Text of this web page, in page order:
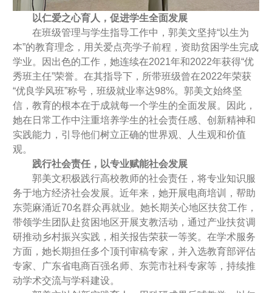
以仁爱之心育人，促进学生全面发展
在班级管理与学生指导工作中，郭美文坚持“以生为
本”的教育理念，用关爱点亮学子前程，资助贫困学生完成
学业。因出色的工作，她连续在2021年和2022年获得“优
秀班主任”荣誉。在其指导下，所带班级曾在2022年荣获
“优良学风班”称号，班级就业率达98%。郭美文始终坚
信，教育的根本在于成就每一个学生的全面发展。因此，
她在日常工作中注重培养学生的社会责任感、创新精神和
实践能力，引导他们树立正确的世界观、人生观和价值
观。
践行社会责任，以专业赋能社会发展
郭美文积极践行高校教师的社会责任，将专业知识服
务于地方经济社会发展。近年来，她开展电商培训，帮助
东莞麻涌近70名群众再就业。她长期关心地区扶贫工作，
带领学生团队赴贫困地区开展支教活动，通过产业扶贫调
研推动乡村振兴实践，相关报告荣获一等奖。在学术服务
方面，她长期担任多个顶刊审稿专家，并入选教育部评估
专家、广东省电商百强名师、东莞市社科专家等，持续推
动学术交流与学科建设。